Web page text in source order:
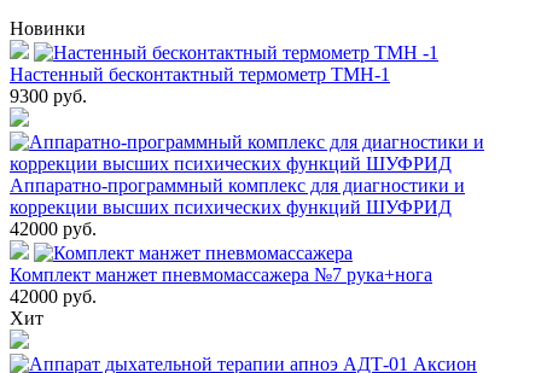
Новинки
Настенный бесконтактный термометр ТМН-1
9300 руб.
Аппаратно-программный комплекс для диагностики и
коррекции высших психических функций ШУФРИД
42000 руб.
Комплект манжет пневмомассажера №7 рука+нога
42000 руб.
Хит